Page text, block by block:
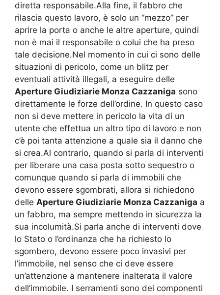
diretta responsabile.Alla fine, il fabbro che
rilascia questo lavoro, è solo un “mezzo” per
aprire la porta o anche le altre aperture, quindi
non è mai il responsabile o colui che ha preso
tale decisione.Nel momento in cui ci sono delle
situazioni di pericolo, come un blitz per
eventuali attività illegali, a eseguire delle
Aperture Giudiziarie Monza Cazzaniga sono
direttamente le forze dell’ordine. In questo caso
non si deve mettere in pericolo la vita di un
utente che effettua un altro tipo di lavoro e non
c’è poi tanta attenzione a quale sia il danno che
si crea.Al contrario, quando si parla di interventi
per liberare una casa posta sotto sequestro o
comunque quando si parla di immobili che
devono essere sgombrati, allora si richiedono
delle Aperture Giudiziarie Monza Cazzaniga a
un fabbro, ma sempre mettendo in sicurezza la
sua incolumità.Si parla anche di interventi dove
lo Stato o l’ordinanza che ha richiesto lo
sgombero, devono essere poco invasivi per
l’immobile, nel senso che ci deve essere
un’attenzione a mantenere inalterata il valore
dell’immobile. I serramenti sono dei componenti